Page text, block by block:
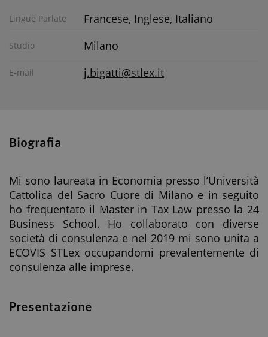
Lingue Parlate Francese, Inglese, Italiano
Studio Milano
E-mail j.bigatti@stlex.it
Biografia
Mi sono laureata in Economia presso l’Università
Cattolica del Sacro Cuore di Milano e in seguito
ho frequentato il Master in Tax Law presso la 24
Business School. Ho collaborato con diverse
società di consulenza e nel 2019 mi sono unita a
ECOVIS STLex occupandomi prevalentemente di
consulenza alle imprese.
Presentazione